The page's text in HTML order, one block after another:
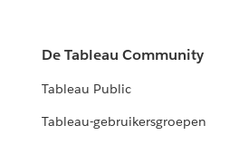
De Tableau Community
Tableau Public
Tableau-gebruikersgroepen